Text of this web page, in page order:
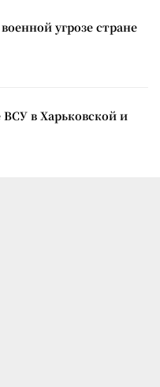
угрозе стране
в Харьковской и